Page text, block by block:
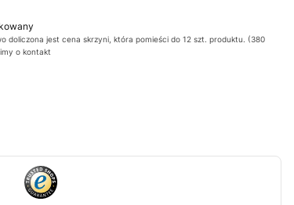
doliczona jest cena skrzyni, która pomieści do 12 szt. produktu. (380
o kontakt